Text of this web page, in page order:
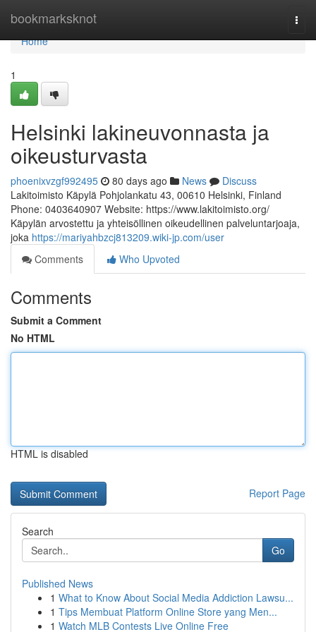
bookmarksknot
Home
Home
1
Helsinki lakineuvonnasta ja
oikeusturvasta
phoenixvzgf992495 80 days ago News
Discuss
Lakitoimisto Käpylä Pohjolankatu 43, 00610 Helsinki, Finland
Phone: 0403640907 Website: https://www.lakitoimisto.org/
Käpylän arvostettu ja yhteisöllinen oikeudellinen palveluntarjoaja,
joka https://mariyahbzcj813209.wiki-jp.com/user
Comments
Who Upvoted
Comments
Submit a Comment
No HTML
HTML is disabled
Report Page
Search
Go
Published News
1 What to Know About Social Media Addiction Lawsu...
1 Tips Membuat Platform Online Store yang Men...
1 Watch MLB Contests Live Online Free